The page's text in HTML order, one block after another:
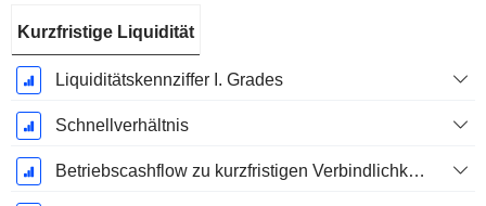
Kurzfristige Liquidität
Liquiditätskennziffer I. Grades
Schnellverhältnis
Betriebscashflow zu kurzfristigen Verbindlichkeiten